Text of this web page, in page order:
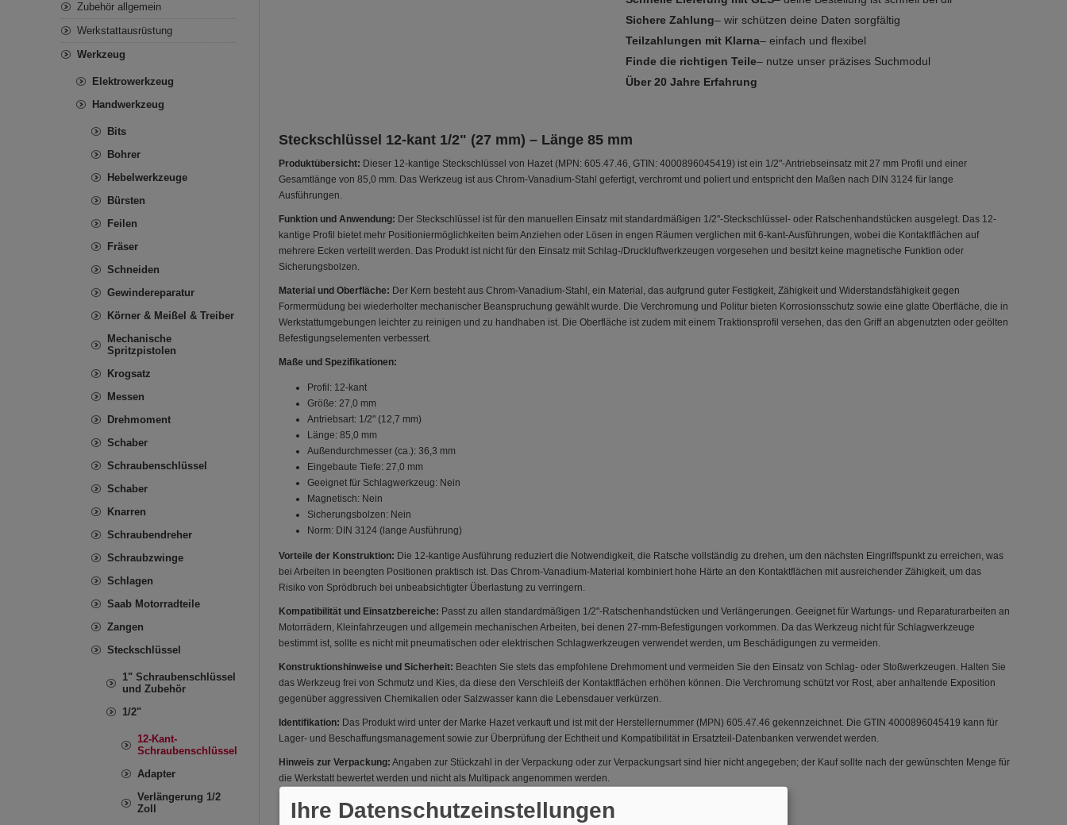
Sichere Zahlung– wir schützen deine Daten sorgfältig
Teilzahlungen mit Klarna– einfach und flexibel
Finde die richtigen Teile– nutze unser präzises Suchmodul
Über 20 Jahre Erfahrung
Steckschlüssel 12-kant 1/2" (27 mm) – Länge 85 mm
Produktübersicht: Dieser 12-kantige Steckschlüssel von Hazet (MPN: 605.47.46, GTIN: 4000896045419) ist ein 1/2"-Antriebseinsatz mit 27 mm Profil und einer
Gesamtlänge von 85,0 mm. Das Werkzeug ist aus Chrom-Vanadium-Stahl gefertigt, verchromt und poliert und entspricht den Maßen nach DIN 3124 für lange
Ausführungen.
Funktion und Anwendung: Der Steckschlüssel ist für den manuellen Einsatz mit standardmäßigen 1/2"-Steckschlüssel- oder Ratschenhandstücken ausgelegt. Das 12-
kantige Profil bietet mehr Positioniermöglichkeiten beim Anziehen oder Lösen in engen Räumen verglichen mit 6-kant-Ausführungen, wobei die Kontaktflächen auf
mehrere Ecken verteilt werden. Das Produkt ist nicht für den Einsatz mit Schlag-/Druckluftwerkzeugen vorgesehen und besitzt keine magnetische Funktion oder
Sicherungsbolzen.
Material und Oberfläche: Der Kern besteht aus Chrom-Vanadium-Stahl, ein Material, das aufgrund guter Festigkeit, Zähigkeit und Widerstandsfähigkeit gegen
Formermüdung bei wiederholter mechanischer Beanspruchung gewählt wurde. Die Verchromung und Politur bieten Korrosionsschutz sowie eine glatte Oberfläche, die in
Werkstattumgebungen leichter zu reinigen und zu handhaben ist. Die Oberfläche ist zudem mit einem Traktionsprofil versehen, das den Griff an abgenutzten oder geölten
Befestigungselementen verbessert.
Maße und Spezifikationen:
Profil: 12-kant
Größe: 27,0 mm
Antriebsart: 1/2" (12,7 mm)
Länge: 85,0 mm
Außendurchmesser (ca.): 36,3 mm
Eingebaute Tiefe: 27,0 mm
Geeignet für Schlagwerkzeug: Nein
Magnetisch: Nein
Sicherungsbolzen: Nein
Norm: DIN 3124 (lange Ausführung)
Vorteile der Konstruktion: Die 12-kantige Ausführung reduziert die Notwendigkeit, die Ratsche vollständig zu drehen, um den nächsten Eingriffspunkt zu erreichen, was
bei Arbeiten in beengten Positionen praktisch ist. Das Chrom-Vanadium-Material kombiniert hohe Härte an den Kontaktflächen mit ausreichender Zähigkeit, um das
Risiko von Sprödbruch bei unbeabsichtigter Überlastung zu verringern.
Kompatibilität und Einsatzbereiche: Passt zu allen standardmäßigen 1/2"-Ratschenhandstücken und Verlängerungen. Geeignet für Wartungs- und Reparaturarbeiten an
Motorrädern, Kleinfahrzeugen und allgemein mechanischen Arbeiten, bei denen 27-mm-Befestigungen vorkommen. Da das Werkzeug nicht für Schlagwerkzeuge
bestimmt ist, sollte es nicht mit pneumatischen oder elektrischen Schlagwerkzeugen verwendet werden, um Beschädigungen zu vermeiden.
Konstruktionshinweise und Sicherheit: Beachten Sie stets das empfohlene Drehmoment und vermeiden Sie den Einsatz von Schlag- oder Stoßwerkzeugen. Halten Sie
das Werkzeug frei von Schmutz und Kies, da diese den Verschleiß der Kontaktflächen erhöhen können. Die Verchromung schützt vor Rost, aber anhaltende Exposition
gegenüber aggressiven Chemikalien oder Salzwasser kann die Lebensdauer verkürzen.
Identifikation: Das Produkt wird unter der Marke Hazet verkauft und ist mit der Herstellernummer (MPN) 605.47.46 gekennzeichnet. Die GTIN 4000896045419 kann für
Lager- und Beschaffungsmanagement sowie zur Überprüfung der Echtheit und Kompatibilität in Ersatzteil-Datenbanken verwendet werden.
Hinweis zur Verpackung: Angaben zur Stückzahl in der Verpackung oder zur Verpackungsart sind hier nicht angegeben; der Kauf sollte nach der gewünschten Menge für
die Werkstatt bewertet werden und nicht als Multipack angenommen werden.
Zubehör allgemein
Werkstattausrüstung
Werkzeug
Elektrowerkzeug
Handwerkzeug
Bits
Bohrer
Hebelwerkzeuge
Bürsten
Feilen
Fräser
Schneiden
Gewindereparatur
Körner & Meißel & Treiber
Mechanische
Spritzpistolen
Krogsatz
Messen
Drehmoment
Schaber
Schraubenschlüssel
Schaber
Knarren
Schraubendreher
Schraubzwinge
Schlagen
Saab Motorradteile
Zangen
Steckschlüssel
1" Schraubenschlüssel
und Zubehör
1/2"
12-Kant-
Schraubenschlüssel
Adapter
Verlängerung 1/2
Zoll
Ihre Datenschutzeinstellungen